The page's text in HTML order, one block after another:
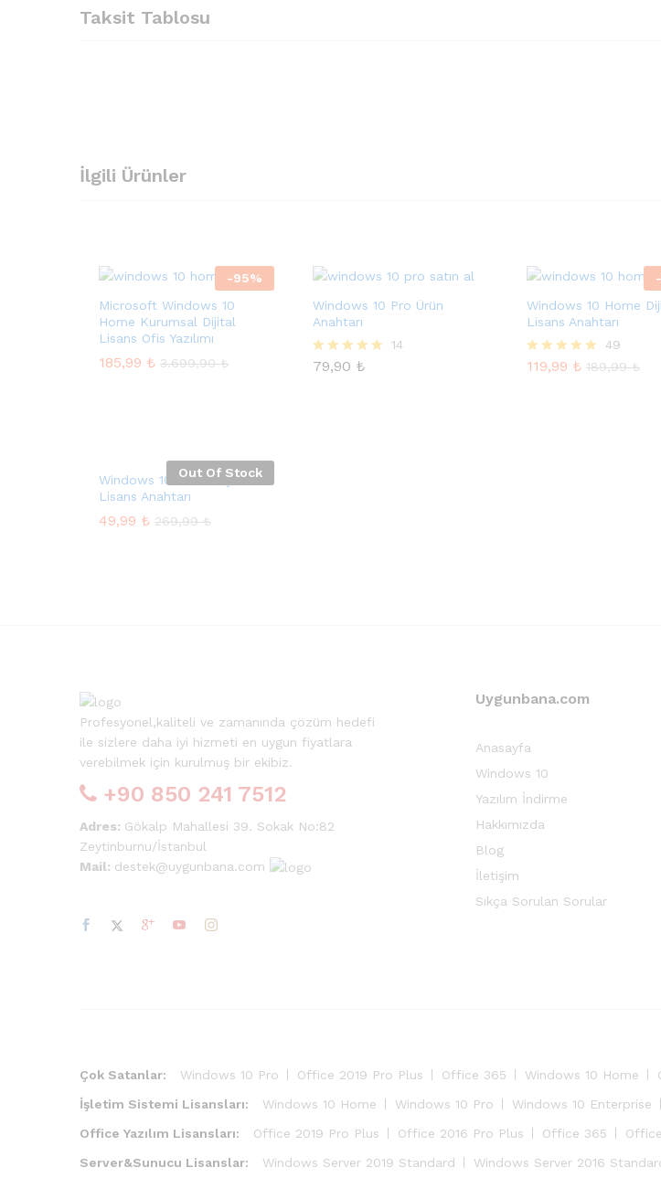
Taksit Tablosu
İlgili Ürünler
-95%
Microsoft Windows 10
Home Kurumsal Dijital
Lisans Ofis Yazılımı
185,99 ₺ 3.699,90₺
Windows 10 Pro Ürün
Anahtarı
5 üzerinden
14
79,90 ₺
-
Windows 10 Home
Lisans Anahtarı
5 üzerinden
49
119,99 ₺ 189,99₺
Out Of Stock
Windows 10 Pro N Dijital
Lisans Anahtarı
49,99 ₺ 269,99₺
Profesyonel,kaliteli ve zamanında çözüm hedefi
ile sizlere daha iyi hizmeti en uygun fiyatlara
verebilmek için kurulmuş bir ekibiz.
+90 850 241 7512
Adres: Gökalp Mahallesi 39. Sokak No:82
Zeytinburnu/İstanbul
Mail: destek@uygunbana.com
Uygunbana.com
Anasayfa
Windows 10
Yazılım İndirme
Hakkımızda
Blog
İletişim
Sıkça Sorulan Sorular
Çok Satanlar: Windows 10 Pro Office 2019 Pro Plus Office 365 Windows 10 Home
İşletim Sistemi Lisansları:
Windows 10 Home Windows 10 Pro Windows 10 Enterprise
Office Yazılım Lisansları:
Office 2019 Pro Plus Office 2016 Pro Plus Office 365
Server&Sunucu Lisanslar:
Windows Server 2019 Standard Windows Server 2016